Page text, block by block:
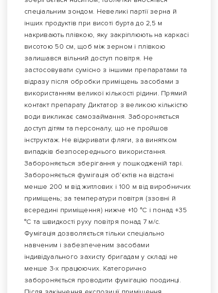
спеціальним зондом. Невеликі партії зерна й
інших продуктів при висоті бурта до 2,5 м
накривають плівкою, яку закріплюють на каркасі
висотою 50 см, щоб між зерном і плівкою
залишався вільний доступ повітря. Не
застосовувати сумісно з іншими препаратами та
відразу після обробки приміщень засобами з
використанням великої кількості рідини. Прямий
контакт препарату Диктатор з великою кількістю
води викликає самозаймання. Забороняється
доступ дітям та персоналу, що не пройшов
інструктаж. Не відкривати фляги, за винятком
випадків безпосереднього використання.
Забороняється зберігання у пошкодженій тарі.
Забороняється фумігація об’єктів на відстані
менше 200 м від житлових і 100 м від виробничих
приміщень; за температури повітря (ззовні й
всередині приміщення) нижче +10 °С і понад +35
°С та швидкості руху повітря понад 7 м/с.
Фумігація дозволяється тільки спеціально
навченим і забезпеченим засобами
індивідуального захисту бригадам у складі не
менше 3-х працюючих. Категорично
забороняється проводити фумігацію поодинці.